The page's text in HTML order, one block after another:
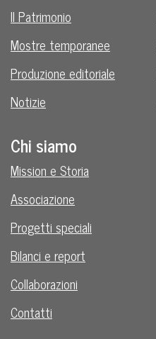
Il Patrimonio
Mostre temporanee
Produzione editoriale
Notizie
Chi siamo
Mission e Storia
Associazione
Progetti speciali
Bilanci e report
Collaborazioni
Contatti